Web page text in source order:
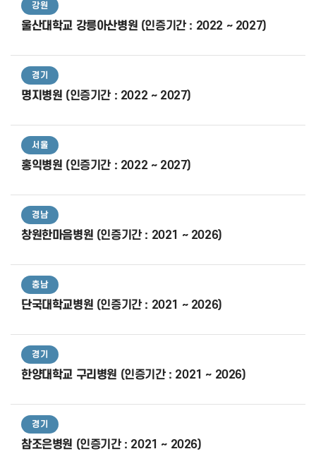
강원
울산대학교 강릉아산병원 (인증기간 : 2022 ~ 2027)
경기
명지병원 (인증기간 : 2022 ~ 2027)
서울
홍익병원 (인증기간 : 2022 ~ 2027)
경남
창원한마음병원 (인증기간 : 2021 ~ 2026)
충남
단국대학교병원 (인증기간 : 2021 ~ 2026)
경기
한양대학교 구리병원 (인증기간 : 2021 ~ 2026)
경기
참조은병원 (인증기간 : 2021 ~ 2026)